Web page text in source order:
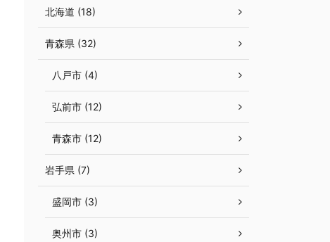
北海道 (18)
青森県 (32)
八戸市 (4)
弘前市 (12)
青森市 (12)
岩手県 (7)
盛岡市 (3)
奥州市 (3)